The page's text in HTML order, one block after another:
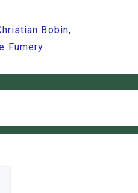
Bobin,
Fumery